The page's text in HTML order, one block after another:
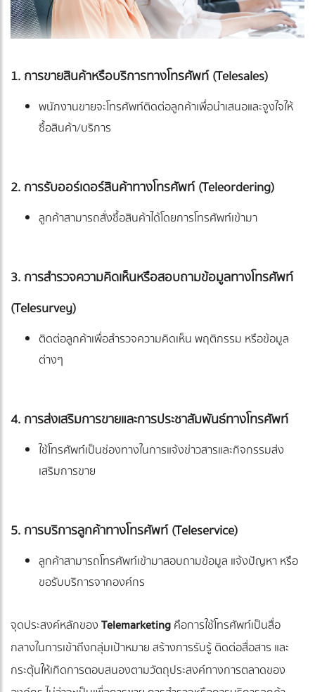
1. การขายสินค้าหรือบริการทางโทรศัพท์ (Telesales)
พนักงานขายจะโทรศัพท์ติดต่อลูกค้าเพื่อนำเสนอและจูงใจให้
ซื้อสินค้า/บริการ
2. การรับออร์เดอร์สินค้าทางโทรศัพท์ (Teleordering)
ลูกค้าสามารถสั่งซื้อสินค้าได้โดยการโทรศัพท์เข้ามา
3. การสำรวจความคิดเห็นหรือสอบถามข้อมูลทางโทรศัพท์
(Telesurvey)
ติดต่อลูกค้าเพื่อสำรวจความคิดเห็น พฤติกรรม หรือข้อมูล
ต่างๆ
4. การส่งเสริมการขายและการประชาสัมพันธ์ทางโทรศัพท์
ใช้โทรศัพท์เป็นช่องทางในการแจ้งข่าวสารและกิจกรรมส่ง
เสริมการขาย
5. การบริการลูกค้าทางโทรศัพท์ (Teleservice)
ลูกค้าสามารถโทรศัพท์เข้ามาสอบถามข้อมูล แจ้งปัญหา หรือ
ขอรับบริการจากองค์กร
จุดประสงค์หลักของTelemarketingคือการใช้โทรศัพท์เป็นสื่อ
กลางในการเข้าถึงกลุ่มเป้าหมาย สร้างการรับรู้ ติดต่อสื่อสาร และ
กระตุ้นให้เกิดการตอบสนองตามวัตถุประสงค์ทางการตลาดของ